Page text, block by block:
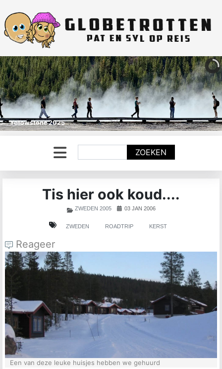
Yellowstone 2025
ZOEKEN
Tis hier ook koud....
ZWEDEN 2005 03 JAN 2006
ZWEDEN ROADTRIP KERST
Reageer
Een van deze leuke huisjes hebben we gehuurd